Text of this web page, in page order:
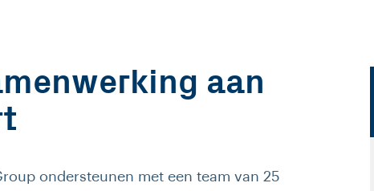
aan
ondersteunen met een team van 25